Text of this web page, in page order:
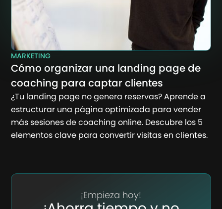
MARKETING
Cómo organizar una landing page de
coaching para captar clientes
¿Tu landing page no genera reservas? Aprende a
estructurar una página optimizada para vender
más sesiones de coaching online. Descubre los 5
elementos clave para convertir visitas en clientes.
¡Empieza hoy!